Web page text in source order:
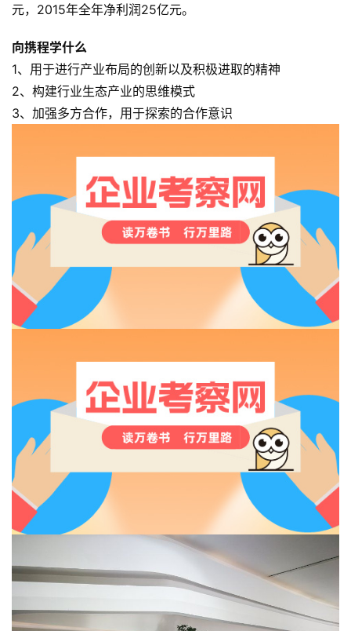
元，2015年全年净利润25亿元。
向携程学什么
1、用于进行产业布局的创新以及积极进取的精神
2、构建行业生态产业的思维模式
3、加强多方合作，用于探索的合作意识